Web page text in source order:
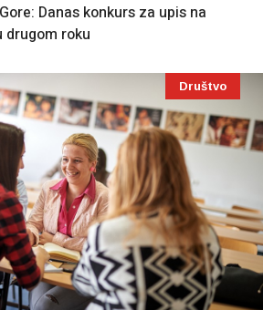
Danas konkurs za upis na
drugom roku
Društvo